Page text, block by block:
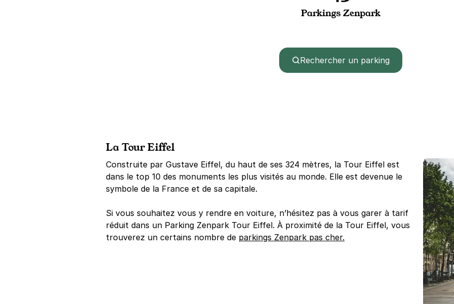
Parkings Zenpark
Rechercher un parking
La Tour Eiffel
Construite par Gustave Eiffel, du haut de ses 324 mètres, la Tour Eiffel est
dans le top 10 des monuments les plus visités au monde. Elle est devenue le
symbole de la France et de sa capitale.
Si vous souhaitez vous y rendre en voiture, n’hésitez pas à vous garer à tarif
réduit dans un Parking Zenpark Tour Eiffel. À proximité de la Tour Eiffel, vous
trouverez un certains nombre de parkings Zenpark pas cher.